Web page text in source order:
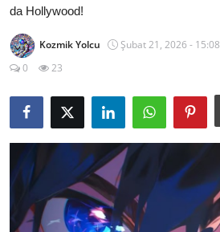
Kore Dünyası
Anime Karakterleri
Dizi & Film
Testler
da Hollywood!
Kozmik Yolcu Şubat 21, 2026 - 15:08
0
23